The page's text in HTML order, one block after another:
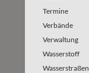
Termine
Verbände
Verwaltung
Wasserstoff
Wasserstraßen